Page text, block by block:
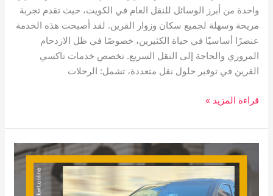
واحدة من أبرز الوسائل للنقل العام في الكويت، حيث تقدم تجربة
مريحة وسهلة لجميع سكان وزوار القرين. لقد أصبحت هذه الخدمة
عنصرًا أساسيًا في حياة الكثيرين، خصوصًا في ظل الازدحام
المروري والحاجة إلى النقل السريع. تخصص خدمات تاكسي
القرين في توفير حلول نقل متعددة، تشمل: الرحلات
قراءة المزيد »
تاكسي
المسايل